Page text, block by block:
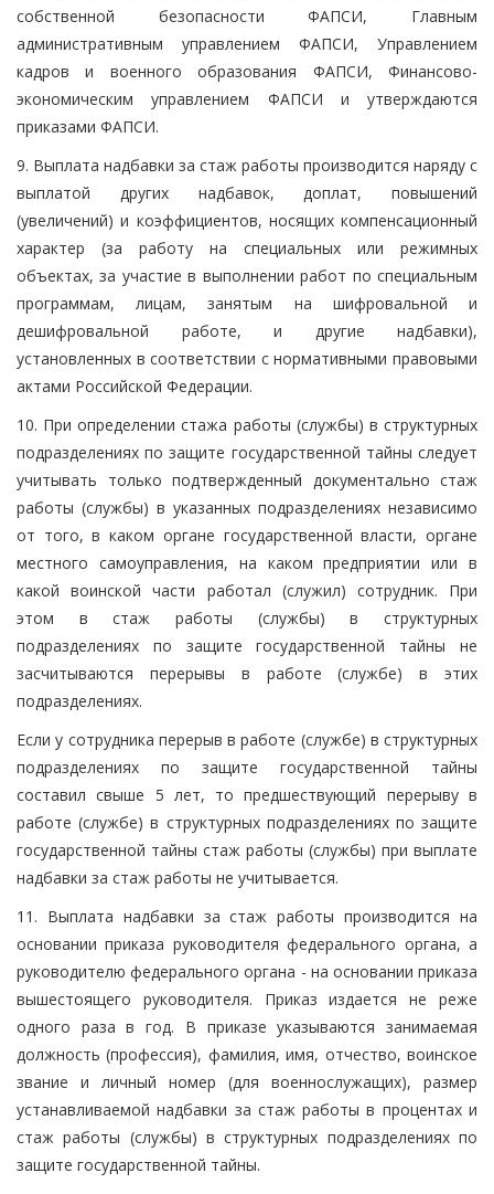
собственной безопасности ФАПСИ, Главным
административным управлением ФАПСИ, Управлением
кадров и военного образования ФАПСИ, Финансово-
экономическим управлением ФАПСИ и утверждаются
приказами ФАПСИ.
9. Выплата надбавки за стаж работы производится наряду с
выплатой других надбавок, доплат, повышений
(увеличений) и коэффициентов, носящих компенсационный
характер (за работу на специальных или режимных
объектах, за участие в выполнении работ по специальным
программам, лицам, занятым на шифровальной и
дешифровальной работе, и другие надбавки),
установленных в соответствии с нормативными правовыми
актами Российской Федерации.
10. При определении стажа работы (службы) в структурных
подразделениях по защите государственной тайны следует
учитывать только подтвержденный документально стаж
работы (службы) в указанных подразделениях независимо
от того, в каком органе государственной власти, органе
местного самоуправления, на каком предприятии или в
какой воинской части работал (служил) сотрудник. При
этом в стаж работы (службы) в структурных
подразделениях по защите государственной тайны не
засчитываются перерывы в работе (службе) в этих
подразделениях.
Если у сотрудника перерыв в работе (службе) в структурных
подразделениях по защите государственной тайны
составил свыше 5 лет, то предшествующий перерыву в
работе (службе) в структурных подразделениях по защите
государственной тайны стаж работы (службы) при выплате
надбавки за стаж работы не учитывается.
11. Выплата надбавки за стаж работы производится на
основании приказа руководителя федерального органа, а
руководителю федерального органа - на основании приказа
вышестоящего руководителя. Приказ издается не реже
одного раза в год. В приказе указываются занимаемая
должность (профессия), фамилия, имя, отчество, воинское
звание и личный номер (для военнослужащих), размер
устанавливаемой надбавки за стаж работы в процентах и
стаж работы (службы) в структурных подразделениях по
защите государственной тайны.